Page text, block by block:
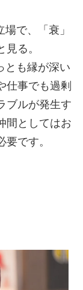
で、「衰」
る。
とも縁が深い
仕事でも過剰
ブルが発生す
間としてはお
です。